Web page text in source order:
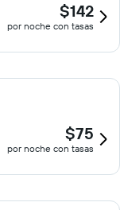
$142
por noche con tasas
$75
por noche con tasas